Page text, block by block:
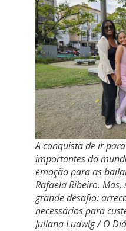
A conquista de ir
importantes do
emoção para as
Rafaela Ribeiro.
grande desafio:
necessários para
Juliana Ludwig / O